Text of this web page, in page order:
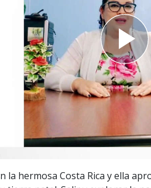
la hermosa Costa Rica y ella